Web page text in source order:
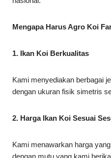
Mengapa Harus Agro Koi
1. Ikan Koi Berkualitas
Kami menyediakan berbagai
dengan ukuran fisik simetris
2. Harga Ikan Koi Sesuai
Kami menawarkan harga